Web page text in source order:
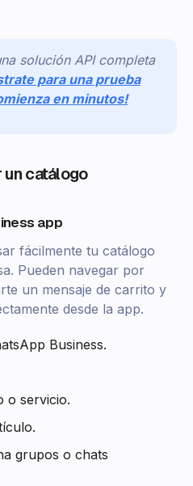
solución API completa
para una prueba
en minutos!
catálogo
app‍
fácilmente tu catálogo
Pueden navegar por
un mensaje de carrito y
desde la app.
Business.
o servicio.
grupos o chats